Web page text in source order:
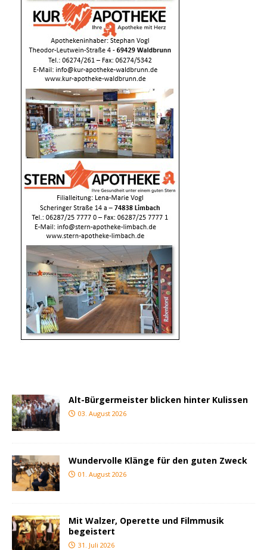
Alt-Bürgermeister blicken hinter Kulissen
03. August 2026
Wundervolle Klänge für den guten Zweck
01. August 2026
Mit Walzer, Operette und Filmmusik
begeistert
31. Juli 2026